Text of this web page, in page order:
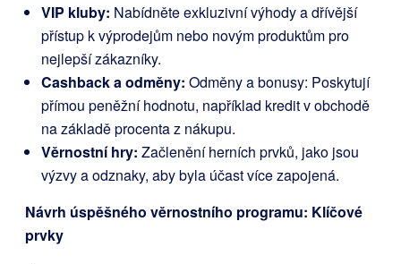
VIP kluby: Nabídněte exkluzivní výhody a dřívější
přístup k výprodejům nebo novým produktům pro
nejlepší zákazníky.
Cashback a odměny: Odměny a bonusy: Poskytují
přímou peněžní hodnotu, například kredit v obchodě
na základě procenta z nákupu.
Věrnostní hry: Začlenění herních prvků, jako jsou
výzvy a odznaky, aby byla účast více zapojená.
Návrh úspěšného věrnostního programu: Klíčové
prvky